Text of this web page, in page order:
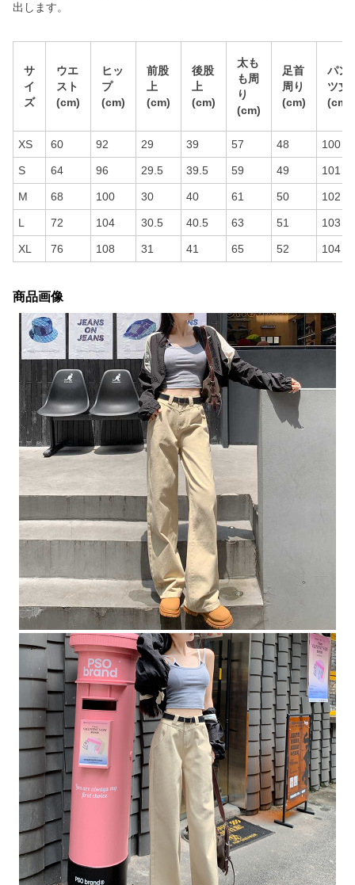
出します。
サ
イ
ズ
ウエ
スト
(cm)
ヒッ
プ
(cm)
前股
上
(cm)
後股
上
(cm)
太も
も周
り
(cm)
足首
周り
(cm)
パン
ツ丈
(cm)
XS 60 92 29 39 57 48 100
S 64 96 29.5 39.5 59 49 101
M 68 100 30 40 61 50 102
L 72 104 30.5 40.5 63 51 103
XL 76 108 31 41 65 52 104
商品画像